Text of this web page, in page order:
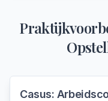
Casus: